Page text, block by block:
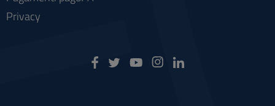
Privacy